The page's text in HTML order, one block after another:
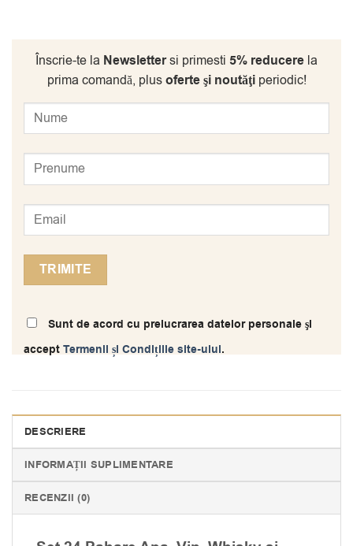
Înscrie-te la Newslettersi primesti 5% reducere la
prima comandă, plusoferte şi noutăţiperiodic!
Sunt de acord cu prelucrarea datelor personale şi
acceptTermenii și Condițiile site-ului.
DESCRIERE
INFORMAȚII SUPLIMENTARE
RECENZII (0)